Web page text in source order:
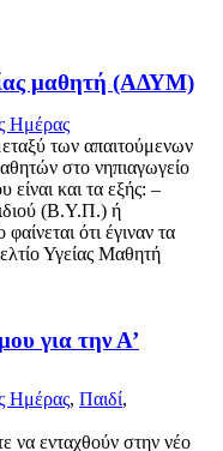
μαθητή (ΑΔΥΜ)
Ημέρας
των απαιτούμενων
στο νηπιαγωγείο
είναι και τα εξής: –
(Β.Υ.Π.) ή
ότι έγιναν τα
Υγείας Μαθητή
για την Α’
Ημέρας, Παιδί,
να ενταχθούν στην νέο